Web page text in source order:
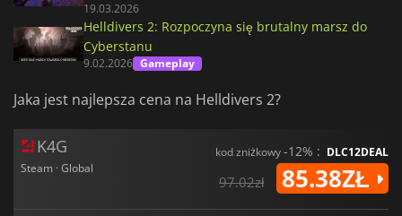
19.03.2026
Helldivers 2: Rozpoczyna się brutalny marsz do
Cyberstanu
9.02.2026 Gameplay
Jaka jest najlepsza cena na Helldivers 2?
K4G
Steam · Global
kod zniżkowy-12% : DLC12DEAL
97.02zł 85.38ZŁ